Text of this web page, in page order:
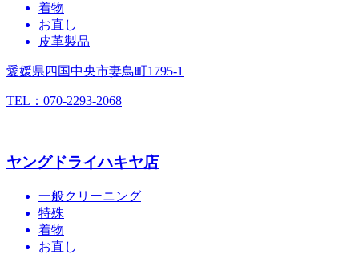
着物
お直し
皮革製品
愛媛県四国中央市妻鳥町1795-1
TEL：070-2293-2068
ヤングドライハキヤ店
一般クリーニング
特殊
着物
お直し